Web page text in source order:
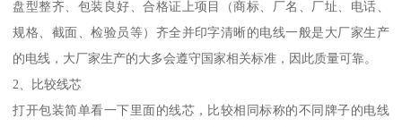
盘型整齐、包装良好、合格证上项目（商标、厂名、厂址、电话、
规格、截面、检验员等）齐全并印字清晰的电线一般是大厂家生产
的电线，大厂家生产的大多会遵守国家相关标准，因此质量可靠。
2、比较线芯
打开包装简单看一下里面的线芯，比较相同标称的不同牌子的电线